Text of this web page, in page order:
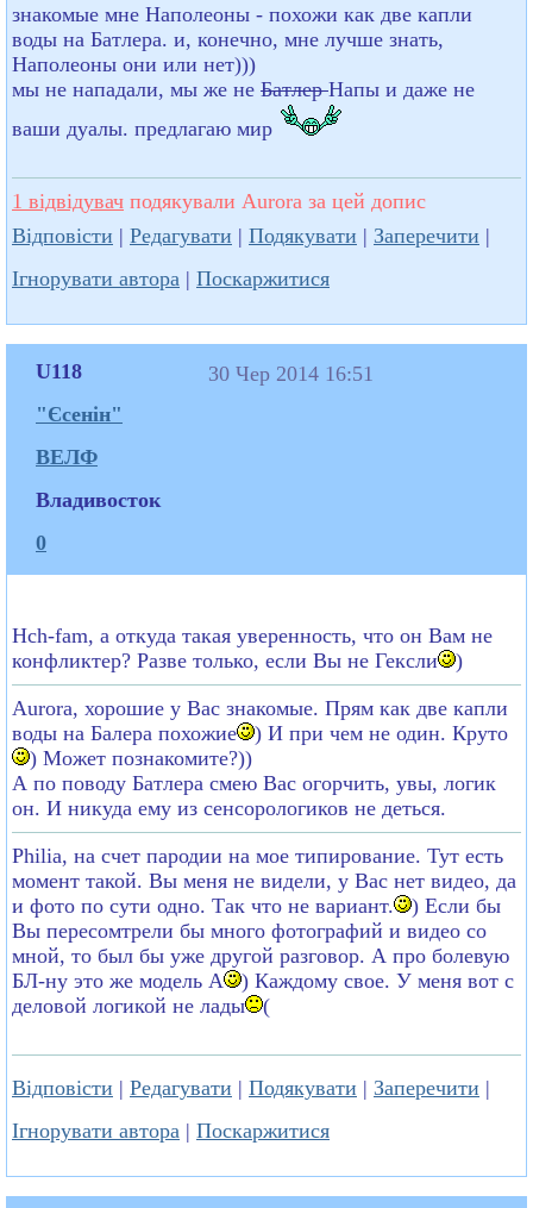
знакомые мне Наполеоны - похожи как две капли
воды на Батлера. и, конечно, мне лучше знать,
Наполеоны они или нет)))
мы не нападали, мы же не БатлерНапы и даже не
ваши дуалы. предлагаю мир
1 відвідувач подякували Aurora за цей допис
Відповісти | Редагувати | Подякувати | Заперечити |
Ігнорувати автора | Поскаржитися
U118
"Єсенін"
ВЕЛФ
Владивосток
0
30 Чер 2014 16:51
Hch-fam, а откуда такая уверенность, что он Вам не
конфликтер? Разве только, если Вы не Гексли
)
Aurora, хорошие у Вас знакомые. Прям как две капли
воды на Балера похожие
) И при чем не один. Круто
) Может познакомите?))
А по поводу Батлера смею Вас огорчить, увы, логик
он. И никуда ему из сенсорологиков не деться.
Philia, на счет пародии на мое типирование. Тут есть
момент такой. Вы меня не видели, у Вас нет видео, да
и фото по сути одно. Так что не вариант.
) Если бы
Вы пересомтрели бы много фотографий и видео со
мной, то был бы уже другой разговор. А про болевую
БЛ-ну это же модель А
) Каждому свое. У меня вот с
деловой логикой не лады
(
Відповісти | Редагувати | Подякувати | Заперечити |
Ігнорувати автора | Поскаржитися